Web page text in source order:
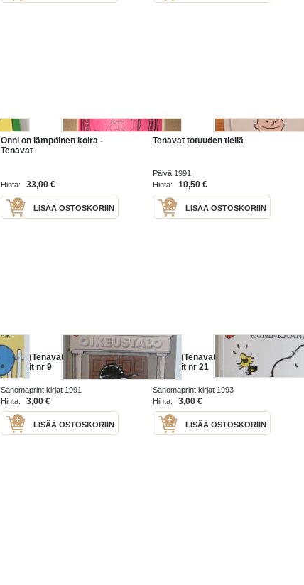
Onni on lämpöinen koira -
Tenavat
Hinta: 33,00 €
LISÄÄ OSTOSKORIIN
Tenavat totuuden tiellä
Päivä 1991
Hinta:
10,50 €
LISÄÄ OSTOSKORIIN
Ressu (Tenavat) - Tähti-
pokkarit nr 9
Sanomaprint kirjat 1991
Hinta:
3,00 €
LISÄÄ OSTOSKORIIN
Ressu (Tenavat) - Tähti-
pokkarit nr 21
Sanomaprint kirjat 1993
Hinta:
3,00 €
LISÄÄ OSTOSKORIIN